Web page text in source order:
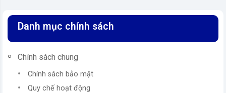
Danh mục chính sách
Chính sách chung
Chính sách bảo mật
Quy chế hoạt động